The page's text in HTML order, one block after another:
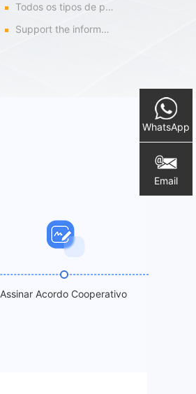
Todos os tipos de produtos com os quais é possível cooperar
Support the information innovation system
Assinar Acordo Cooperativo
WhatsApp
Email